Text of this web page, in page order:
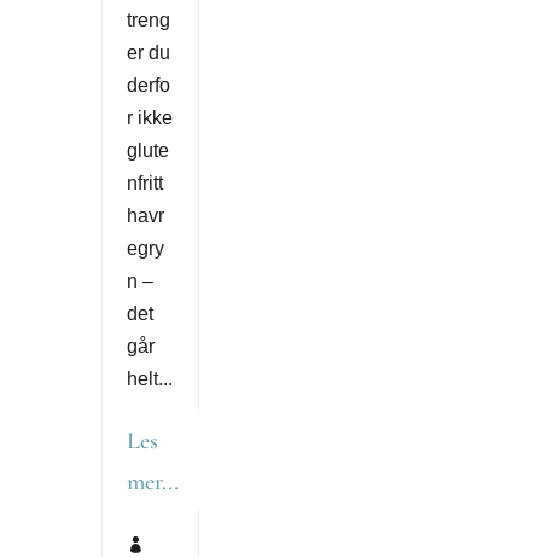
treng
er du
derfo
r ikke
glute
nfritt
havr
egry
n –
det
går
helt...
Les
mer...
